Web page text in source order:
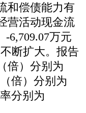
和偿债能力有
营活动现金流
-6,709.07万元
断扩大。报告
倍）分别为
倍）分别为
分别为